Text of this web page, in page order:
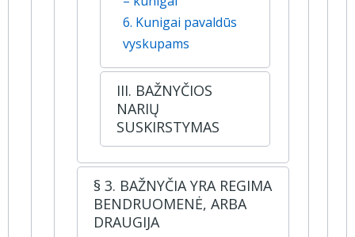
6. Kunigai pavaldūs
vyskupams
III. BAŽNYČIOS
NARIŲ
SUSKIRSTYMAS
§ 3. BAŽNYČIA YRA REGIMA
BENDRUOMENĖ, ARBA
DRAUGIJA